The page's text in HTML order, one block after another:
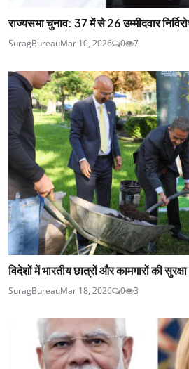
राज्यसभा चुनाव: 37 में से 26 उम्मीदवार
SuragBureauMar 10, 2026 0 7
विदेशों में भारतीय छात्रों और कामगारों की
SuragBureauMar 18, 2026 0 3